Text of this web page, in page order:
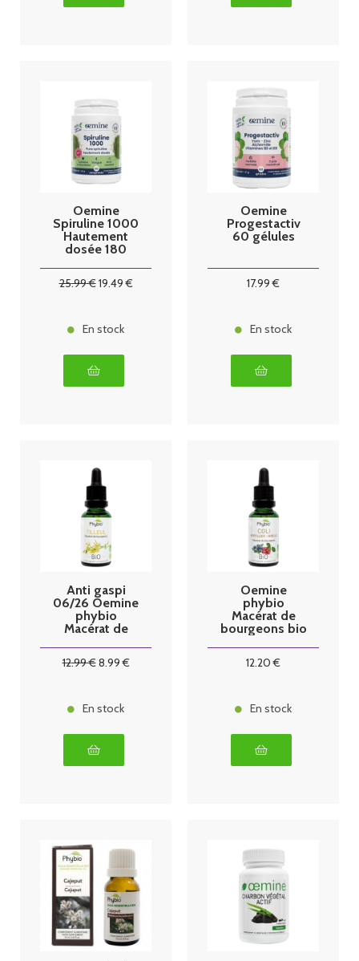
Oemine
Spiruline 1000
Hautement
dosée 180
25.99€19.49€
En stock
Oemine
Progestactiv
60 gélules
17.99 €
En stock
Anti gaspi
06/26 Oemine
phybio
Macérat de
12.99€8.99€
En stock
Oemine
phybio
Macérat de
bourgeons bio
12.20 €
En stock